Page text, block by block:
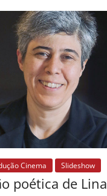
Cinema Slideshow
poética de Lina